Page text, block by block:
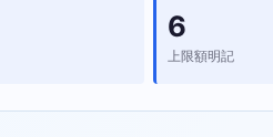
6
上限額明記